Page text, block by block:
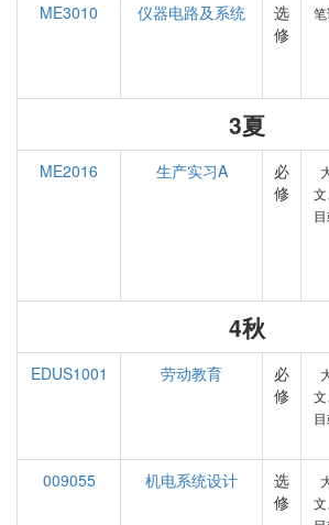
ME3010
仪器电路及系统
选
修
笔
3夏
ME2016 生产实习A
必
修
4秋
EDUS1001 劳动教育
必
修
009055
机电系统设计
选
修